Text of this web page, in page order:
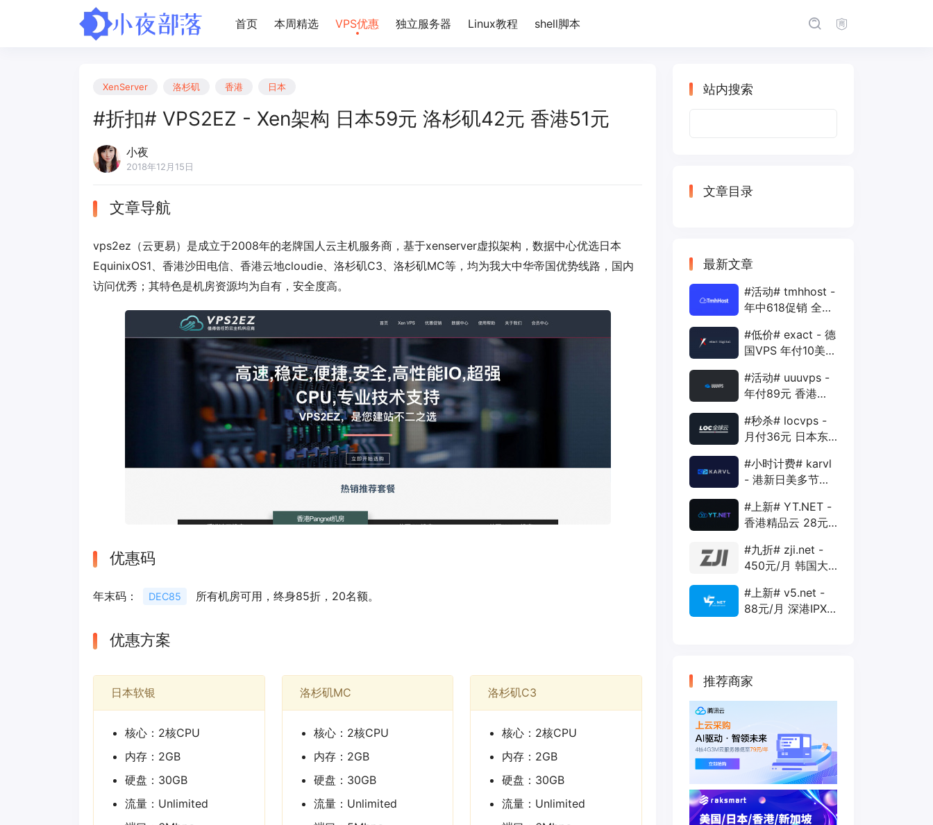
首页 本周精选 VPS优惠 独立服务器 Linux教程 shell脚本
XenServer 洛杉矶 香港 日本
#折扣# VPS2EZ - Xen架构 日本59元 洛杉矶42元 香港51元
小夜
2018年12月15日
文章导航
vps2ez（云更易）是成立于2008年的老牌国人云主机服务商，基于xenserver虚拟架构，数据中心优选日本
EquinixOS1、香港沙田电信、香港云地cloudie、洛杉矶C3、洛杉矶MC等，均为我大中华帝国优势线路，国内
访问优秀；其特色是机房资源均为自有，安全度高。
优惠码
年末码： DEC85 所有机房可用，终身85折，20名额。
优惠方案
日本软银
核心：2核CPU
内存：2GB
硬盘：30GB
流量：Unlimited
洛杉矶MC
核心：2核CPU
内存：2GB
硬盘：30GB
流量：Unlimited
洛杉矶C3
核心：2核CPU
内存：2GB
硬盘：30GB
流量：Unlimited
站内搜索
文章目录
最新文章
#活动# tmhhost -
年中618促销 全场
年付VPS
#低价# exact - 德
国VPS 年付10美元
1Gbps
#活动# uuuvps -
年付89元 香港
400G 30M
#秒杀# locvps -
月付36元 日本东
40G 1T 450Mbps
#小时计费# karvl
- 港新日美多节点
20G 5T 1Gbps
#上新# YT.NET -
香港精品云 28元/
AS10099+移动
CMI
#九折# zji.net -
450元/月 韩国大
优化和纯国际线路
#上新# v5.net -
88元/月 深港IPX
推荐商家